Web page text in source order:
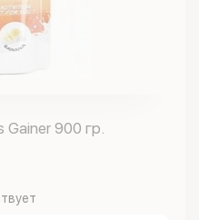
Gainer 900 гр.